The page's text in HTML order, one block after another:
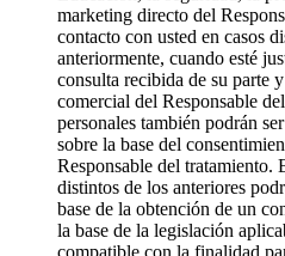
marketing directo del
contacto con usted en casos
anteriormente, cuando esté
consulta recibida de su parte
comercial del Responsable
personales también podrán
sobre la base del
Responsable del tratamiento.
distintos de los anteriores
base de la obtención de un
la base de la legislación
compatible con la finalidad